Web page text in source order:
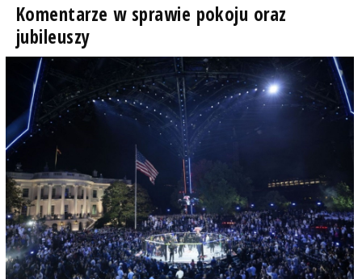
Komentarze w sprawie pokoju oraz
jubileuszy